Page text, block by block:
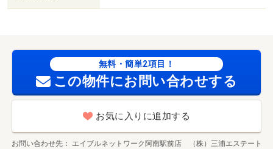
無料・簡単2項目！
この物件にお問い合わせする
お気に入りに追加する
お問い合わせ先 エイブルネットワーク阿南駅前店 （株）三浦エステート